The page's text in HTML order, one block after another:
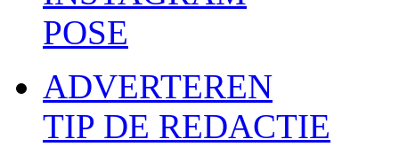
POSE
ADVERTEREN
TIP DE REDACTIE